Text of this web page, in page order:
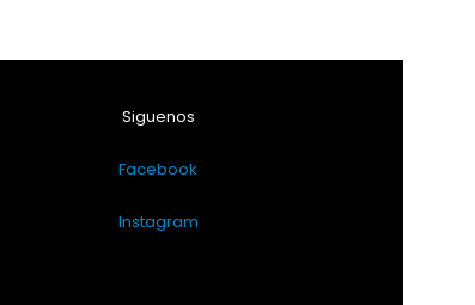
Siguenos
Facebook
Instagram